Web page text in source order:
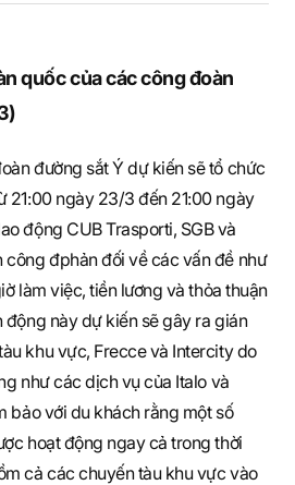
quốc của các công đoàn
đường sắt Ý dự kiến sẽ tổ chức
21:00 ngày 23/3 đến 21:00 ngày
động CUB Trasporti, SGB và
công đphản đối về các vấn đề như
làm việc, tiền lương và thỏa thuận
động này dự kiến sẽ gây ra gián
khu vực, Frecce và Intercity do
như các dịch vụ của Italo và
bảo với du khách rằng một số
hoạt động ngay cả trong thời
cả các chuyến tàu khu vực vào